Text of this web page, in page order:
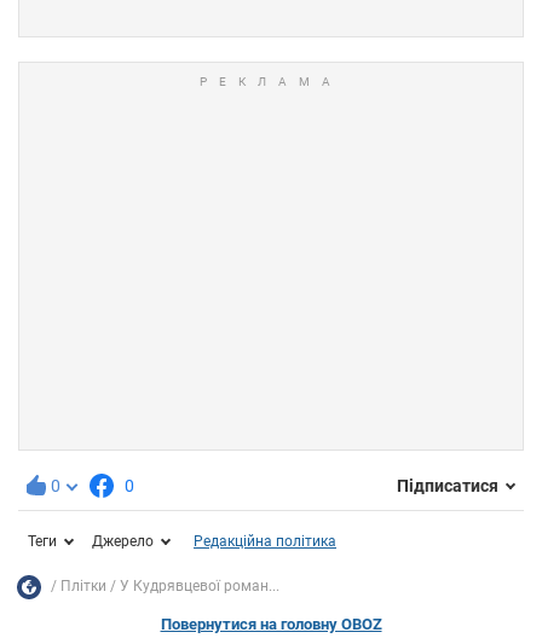
0 0 Підписатися
Теги Джерело Редакційна політика
Плітки У Кудрявцевої роман...
Повернутися на головну OBOZ